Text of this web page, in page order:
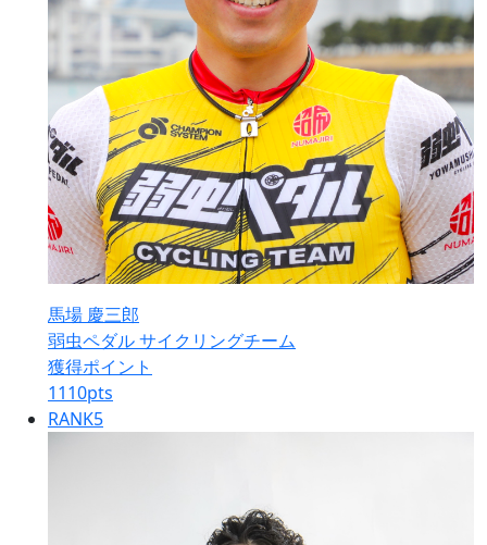
馬場 慶三郎
弱虫ペダル サイクリングチーム
獲得ポイント
1110pts
RANK5